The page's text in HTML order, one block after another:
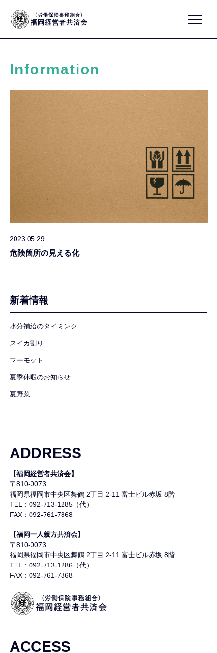
Information
2023.05.29
危険箇所の見える化
新着情報
水分補給のタイミング
スイカ割り
マーモット
夏季休暇のお知らせ
夏野菜
ADDRESS
【福岡経営者共済会】
〒810-0073
福岡県福岡市中央区舞鶴 2丁目 2-11 富士ビル赤坂 8階
TEL：092-713-1285（代）
FAX：092-761-7868
【福岡一人親方共済会】
〒810-0073
福岡県福岡市中央区舞鶴 2丁目 2-11 富士ビル赤坂 8階
TEL：092-713-1286（代）
FAX：092-761-7868
ACCESS